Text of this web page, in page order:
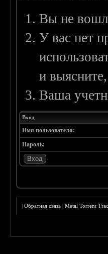
Вы не
У вас нет
и
Ваша
Вход
Имя пользователя:
Пароль:
|Обратная связь |Metal Torrent